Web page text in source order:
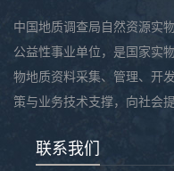
中国地质调查局自然资源实
公益性事业单位，是国家实
物地质资料采集、管理、开
策与业务技术支撑，向社会
联系我们